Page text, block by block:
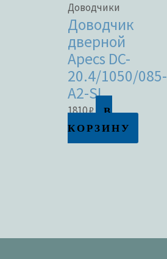
Доводчики
Доводчик
дверной
Apecs DC-
20.4/1050/085-
A2-SL
1810₽
В
КОРЗИНУ